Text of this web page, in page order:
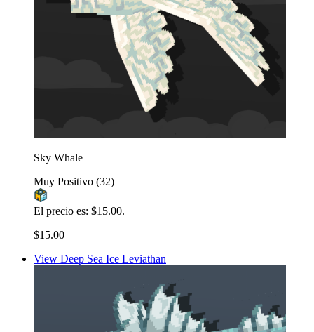
Sky Whale
Muy Positivo (32)
El precio es: $15.00.
$15.00
View Deep Sea Ice Leviathan